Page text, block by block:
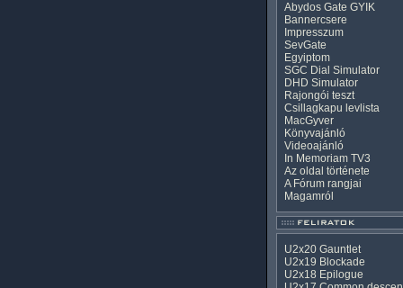
Abydos Gate GYIK
Bannercsere
Impresszum
SevGate
Egyiptom
SGC Dial Simulator
DHD Simulator
Rajongói teszt
Csillagkapu levlista
MacGyver
Könyvajánló
Videoajánló
In Memoriam TV3
Az oldal története
A Fórum rangjai
Magamról
U2x20 Gauntlet
U2x19 Blockade
U2x18 Epilogue